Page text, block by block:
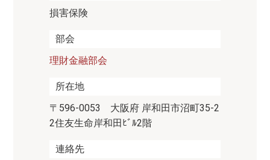
損害保険
部会
理財金融部会
所在地
〒596-0053 大阪府 岸和田市沼町35-2
2住友生命岸和田ﾋﾞﾙ2階
連絡先